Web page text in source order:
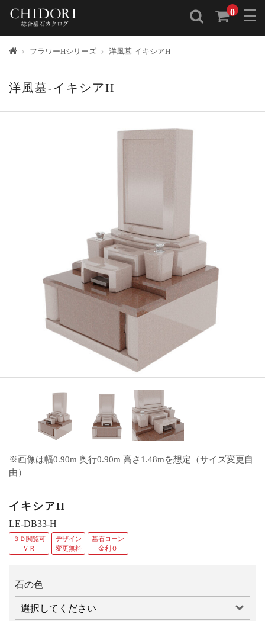
0
トップフラワーHシリーズ 洋風墓-イキシアH
洋風墓-イキシアH
※画像は幅0.90m 奥行0.90m 高さ1.48mを想定（サイズ変更自
由）
イキシアH
LE-DB33-H
３Ｄ閲覧可
ＶＲ
デザイン
変更無料
墓石ローン
金利０
石の色